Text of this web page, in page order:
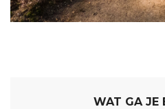
WAT GA JE